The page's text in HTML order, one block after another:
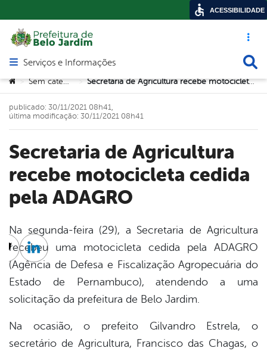
Acesso
Abrir menu principal de navegação
Serviços e Informações
Você está aqui:
> Sem categoria > Secretaria de Agricultura recebe motocicleta cedida pela ADAGRO
Secretaria de Agricultura
recebe motocicleta cedida
pela ADAGRO
publicado: 30/11/2021 08h41,
última modificação: 30/11/2021 08h41
Na segunda-feira (29), a Secretaria de Agricultura
recebeu uma motocicleta cedida pela ADAGRO
(Agência de Defesa e Fiscalização Agropecuária do
Estado de Pernambuco), atendendo a uma
solicitação da prefeitura de Belo Jardim.
Na ocasião, o prefeito Gilvandro Estrela, o
secretário de Agricultura, Francisco das Chagas, o
Twitter
Linkedin
ACESSIBILIDADE